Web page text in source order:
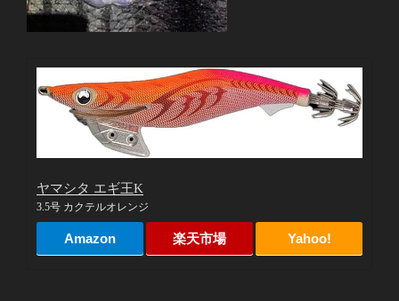
ヤマシタ エギ王K
3.5号 カクテルオレンジ
Amazon 楽天市場 Yahoo!